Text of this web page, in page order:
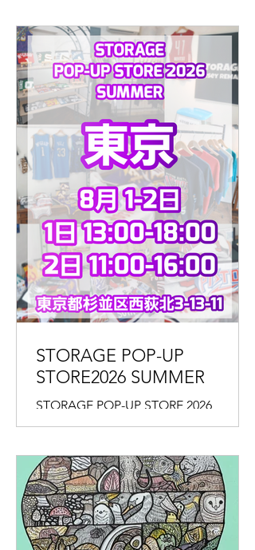
STORAGE POP-UP
STORE2026 SUMMER
STORAGE POP-UP STORE 2026
SUMMER 2026年8月1日(土)、2日(日) １
━……‥‥・‥‥……━━……‥‥・
‥‥……━ Gallery Stella ギャラリース
テラ 東京都杉並区西荻北𝟥-𝟣𝟥-𝟣𝟣-1F
𝖩𝖱中央線/総武線（土日は総武線のみ）
西荻窪駅北口 徒歩約𝟦分